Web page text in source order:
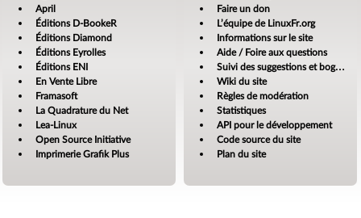
April
Éditions D-BookeR
Éditions Diamond
Éditions Eyrolles
Éditions ENI
En Vente Libre
Framasoft
La Quadrature du Net
Lea-Linux
Open Source Initiative
Imprimerie Grafik Plus
Faire un don
L’équipe de LinuxFr.org
Informations sur le site
Aide / Foire aux questions
Suivi des suggestions et bogues
Wiki du site
Règles de modération
Statistiques
API pour le développement
Code source du site
Plan du site